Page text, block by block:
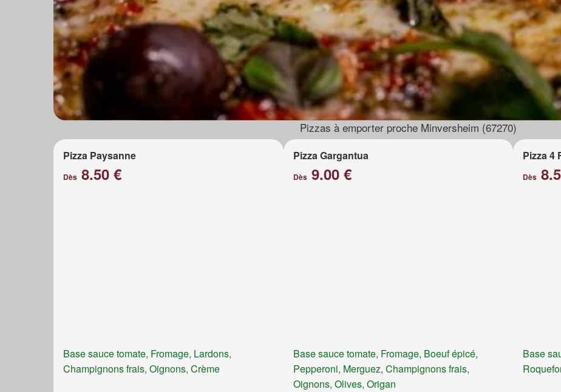
Pizzas à emporter proche Minversheim (67270)
Pizza Paysanne
Dès 8.50 €
Base sauce tomate, Fromage, Lardons,
Champignons frais, Oignons, Crème
Pizza Gargantua
Dès9.00 €
Base sauce tomate, Fromage, Boeuf épicé,
Pepperoni, Merguez, Champignons frais,
Oignons, Olives, Origan
Pizza 4
Dès
Base